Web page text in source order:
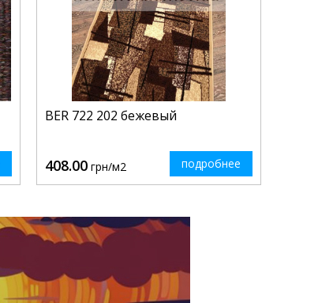
BER 722 202 бежевый
408.00 грн/м2 подробнее